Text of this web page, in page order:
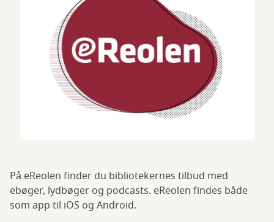
På eReolen finder du bibliotekernes tilbud med
ebøger, lydbøger og podcasts. eReolen findes både
som app til iOS og Android.